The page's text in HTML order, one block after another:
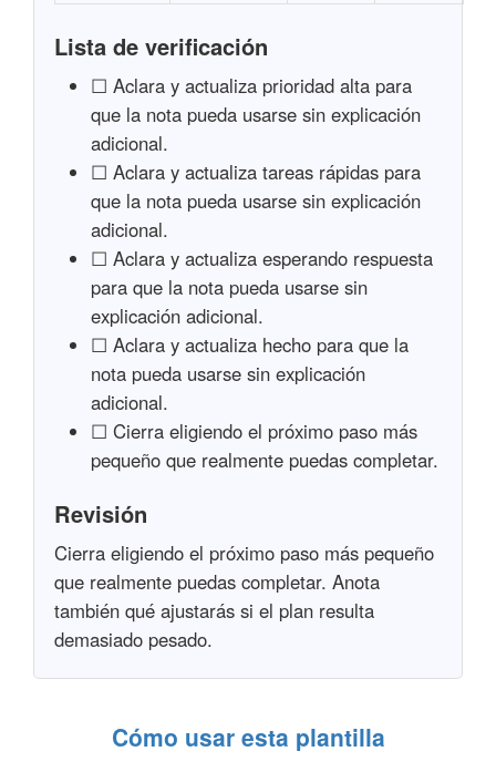
Lista de verificación
☐ Aclara y actualiza prioridad alta para
que la nota pueda usarse sin explicación
adicional.
☐ Aclara y actualiza tareas rápidas para
que la nota pueda usarse sin explicación
adicional.
☐ Aclara y actualiza esperando respuesta
para que la nota pueda usarse sin
explicación adicional.
☐ Aclara y actualiza hecho para que la
nota pueda usarse sin explicación
adicional.
☐ Cierra eligiendo el próximo paso más
pequeño que realmente puedas completar.
Revisión
Cierra eligiendo el próximo paso más pequeño
que realmente puedas completar. Anota
también qué ajustarás si el plan resulta
demasiado pesado.
Cómo usar esta plantilla